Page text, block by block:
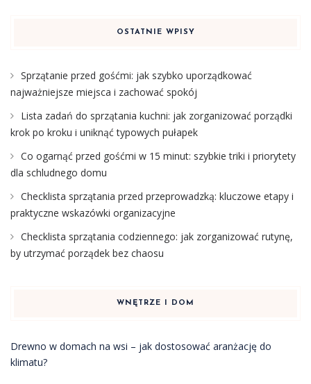
OSTATNIE WPISY
Sprzątanie przed gośćmi: jak szybko uporządkować
najważniejsze miejsca i zachować spokój
Lista zadań do sprzątania kuchni: jak zorganizować porządki
krok po kroku i uniknąć typowych pułapek
Co ogarnąć przed gośćmi w 15 minut: szybkie triki i priorytety
dla schludnego domu
Checklista sprzątania przed przeprowadzką: kluczowe etapy i
praktyczne wskazówki organizacyjne
Checklista sprzątania codziennego: jak zorganizować rutynę,
by utrzymać porządek bez chaosu
WNĘTRZE I DOM
Drewno w domach na wsi – jak dostosować aranżację do
klimatu?